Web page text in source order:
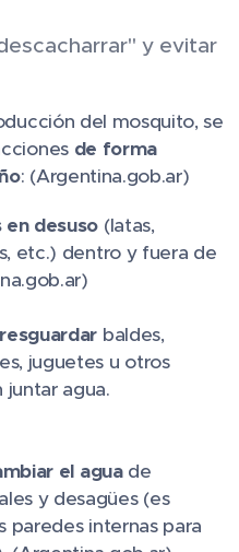
y evitar
del mosquito, se
de forma
: (Argentina.gob.ar)
en desuso (latas,
etc.) dentro y fuera de
baldes,
juguetes u otros
agua.
el aguade
y desagües (es
paredes internas para